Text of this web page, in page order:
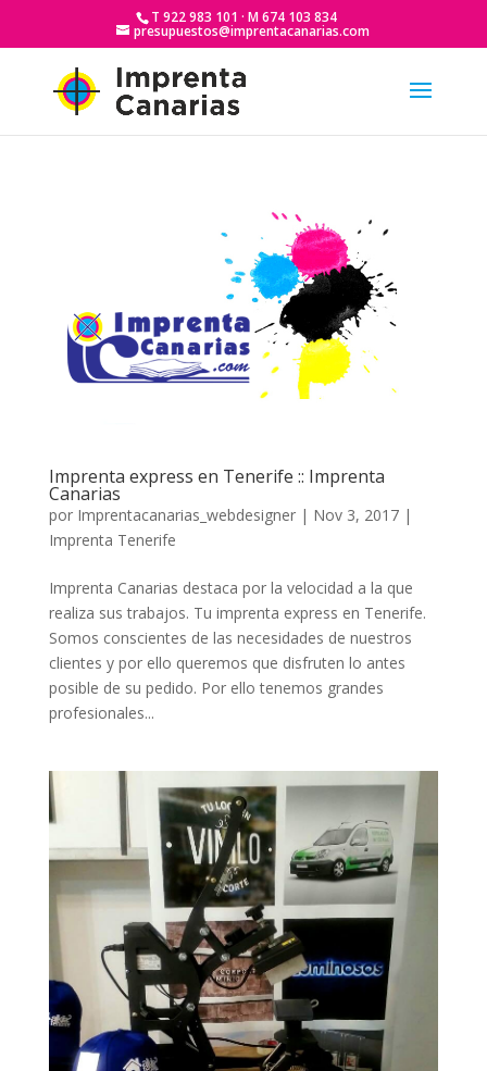
T 922 983 101 · M 674 103 834
presupuestos@imprentacanarias.com
Imprenta express en Tenerife :: Imprenta
Canarias
por Imprentacanarias_webdesigner| Nov 3, 2017|
Imprenta Tenerife
Imprenta Canarias destaca por la velocidad a la que
realiza sus trabajos. Tu imprenta express en Tenerife.
Somos conscientes de las necesidades de nuestros
clientes y por ello queremos que disfruten lo antes
posible de su pedido. Por ello tenemos grandes
profesionales...